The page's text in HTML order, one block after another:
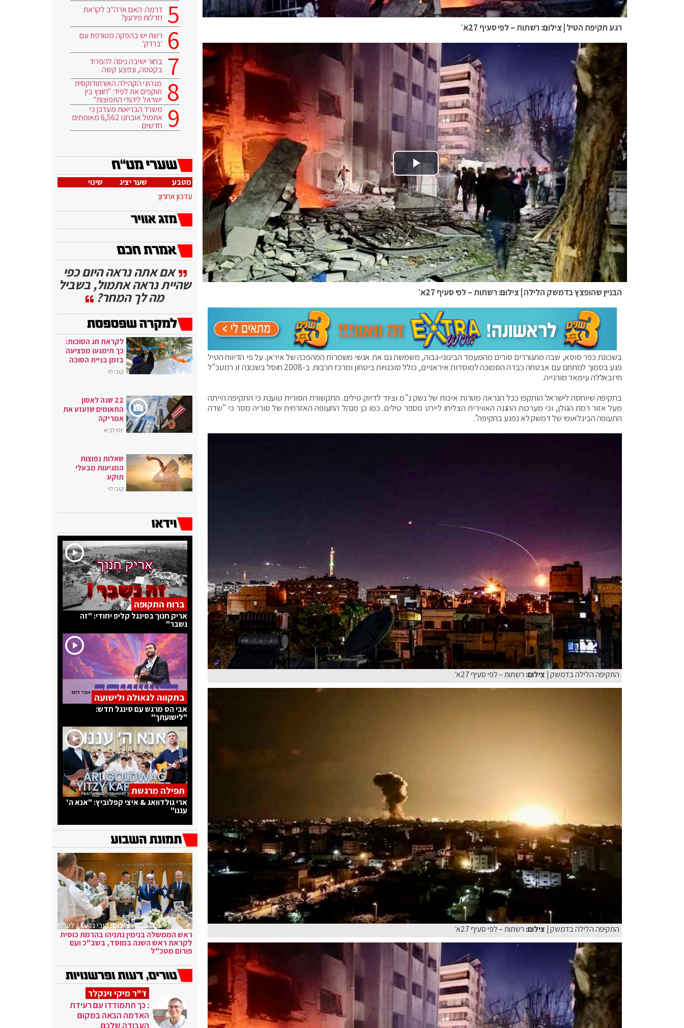
רגע תקיפת הטיל | צילום: רשתות – לפי סעיף 27א׳
Play Video
הבניין שהופצץ בדמשק הלילה | צילום: רשתות – לפי סעיף 27א׳
בשכונת כפר סוסא, שבה מתגוררים סורים מהמעמד הבינוני-גבוה, משמשת גם את אנשי משמרות המהפכה של איראן. על פי הדיווח הטיל
פגע בסמוך למתחם עם אבטחה כבדה הסמוכה למוסדות איראניים, כולל סוכנויות ביטחון ומרכז תרבות. ב-2008 חוסל בשכונה זו רמטכ"ל
חיזבאללה עימאד מורנייה.
בתקיפה שיוחסה לישראל הותקפו ככל הנראה מטרות איכות של נשק נ"מ וציוד לדיוק טילים. התקשורת הסורית טוענת כי התקיפה הייתה
מעל אזור רמת הגולן, וכי מערכות ההגנה האווירית הצליחו ליירט מספר טילים. כמו כן מנהל התעופה האזרחית של סוריה מסר כי "שדה
התעופה הבינלאומי של דמשק לא נפגע בתקיפה".
התקיפה הלילה בדמשק| צילום: רשתות – לפי סעיף 27א׳
התקיפה הלילה בדמשק| צילום: רשתות – לפי סעיף 27א׳
דרמה: האם ארה"ב לקראת
חדלות פירעון?
רשת יש בהפקה מטורפת עם
'ברדק'
בחור ישיבה ניסה להפריד
בקטטה, ונפצע קשה
מנהיגי הקהילה האורתודוקסית
תוקפים את לפיד: "חוצץ בין
ישראל ליהודי התפוצות"
משרד הבריאות מעדכן כי
אתמול אובחנו 6,562 מאומתים
חדשים
מטבע שער יציג
שינוי
עדכון אחרון:
אם אתה נראה היום כפי
שהיית נראה אתמול, בשביל
מה לך המחר?
לקראת חג הסוכות:
כך תימנעו מפציעה
בזמן בניית הסוכה
קובי לוי
22 שנה לאסון
התאומים שזעזע את
אמריקה
יוסי לביא
שאלות נפוצות
המגיעות מבעלי
תוקע
קובי לוי
ברוח התקופה
אריק חנוך בסינגל קליפ יחודי: "זה
נשבר"
בתקווה לגאולה ולישועה
אבי הס מרגש עם סינגל חדש:
"לישועתך"
תפילה מרגשת
ארי גולדוואג & איצי קפלוביץ: "אנא ה'
עננו"
צילום:קובי גדעון / לע"מ
ראש הממשלה בנימין נתניהו בהרמת כוסית
לקראת ראש השנה במוסד, בשב"כ ועם
פורום מטכ"ל
ד"ר מיקי וינקלר
: כך תתמודדו עם רעידת
האדמה הבאה במקום
העבודה שלכם